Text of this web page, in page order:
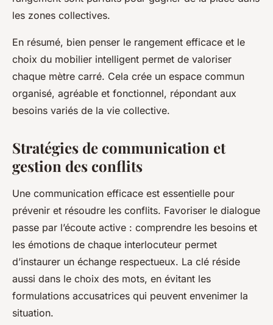
les zones collectives.
En résumé, bien penser le rangement efficace et le
choix du mobilier intelligent permet de valoriser
chaque mètre carré. Cela crée un espace commun
organisé, agréable et fonctionnel, répondant aux
besoins variés de la vie collective.
Stratégies de communication et
gestion des conflits
Une communication efficace est essentielle pour
prévenir et résoudre les conflits. Favoriser le dialogue
passe par l’écoute active : comprendre les besoins et
les émotions de chaque interlocuteur permet
d’instaurer un échange respectueux. La clé réside
aussi dans le choix des mots, en évitant les
formulations accusatrices qui peuvent envenimer la
situation.